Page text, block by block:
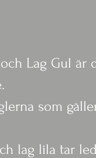
Lag Gul är
som
lag lila tar